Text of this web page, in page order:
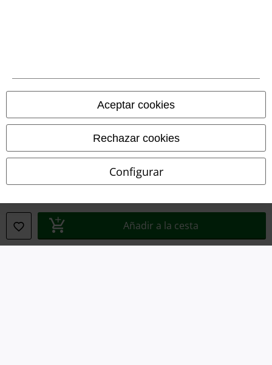
Aceptar cookies
Rechazar cookies
Configurar
Añadir a la cesta
Ley protección de datos
Eliminación de residuos y protección del medioambiente
Información sobre accesibilidad
Configuración Cookies
Cancelar pedido